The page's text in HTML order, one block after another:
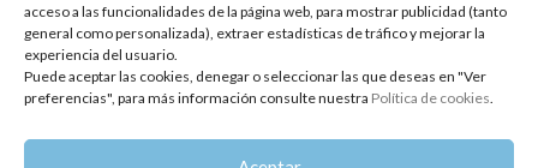
acceso a las funcionalidades de la página web, para mostrar publicidad (tanto
general como personalizada), extraer estadísticas de tráfico y mejorar la
experiencia del usuario.
Puede aceptar las cookies, denegar o seleccionar las que deseas en "Ver
preferencias", para más información consulte nuestra Política de cookies.
Esperamos que esta comunicación haya sido de su
interés.
Saludos desde Oshadhi